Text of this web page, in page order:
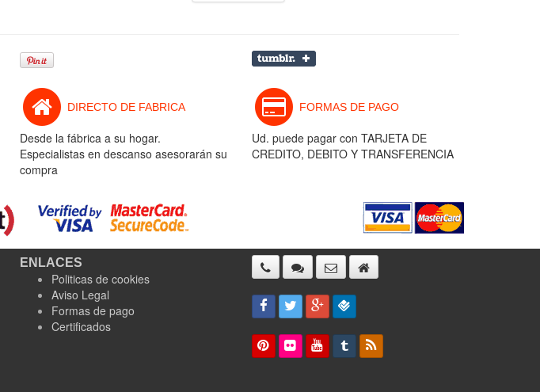
DIRECTO DE FABRICA
Desde la fábrica a su hogar.
Especialistas en descanso asesorarán su
compra
FORMAS DE PAGO
Ud. puede pagar con TARJETA DE
CREDITO, DEBITO Y TRANSFERENCIA
ENLACES
Politicas de cookies
Aviso Legal
Formas de pago
Certificados